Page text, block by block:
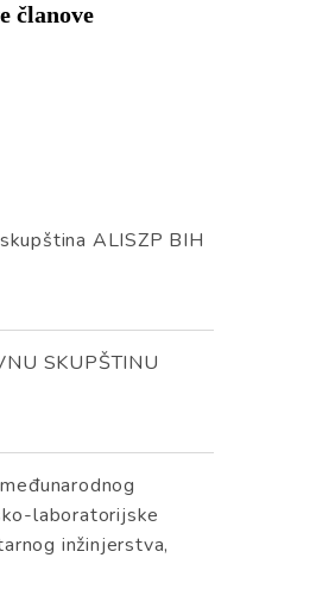
članove
ALISZP BIH
SKUPŠTINU
laboratorijske
inžinjerstva,